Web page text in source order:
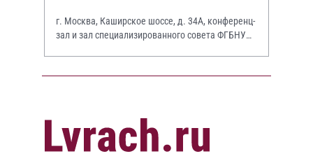
г. Москва, Каширское шоссе, д. 34А, конференц-
зал и зал специализированного совета ФГБНУ